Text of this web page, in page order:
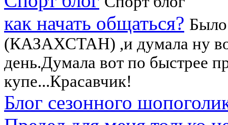
как начать общаться? Было
(КАЗАХСТАН) ,и думала ну
день.Думала вот по быстрее
купе...Красавчик!
Блог сезонного